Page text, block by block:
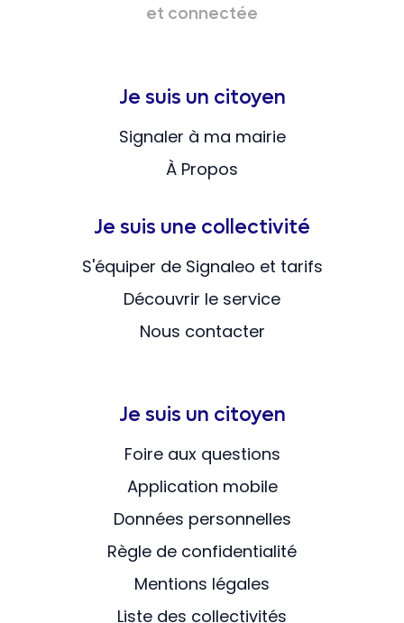
et connectée
Je suis un citoyen
Signaler à ma mairie
À Propos
Je suis une collectivité
S'équiper de Signaleo et tarifs
Découvrir le service
Nous contacter
Je suis un citoyen
Foire aux questions
Application mobile
Données personnelles
Règle de confidentialité
Mentions légales
Liste des collectivités